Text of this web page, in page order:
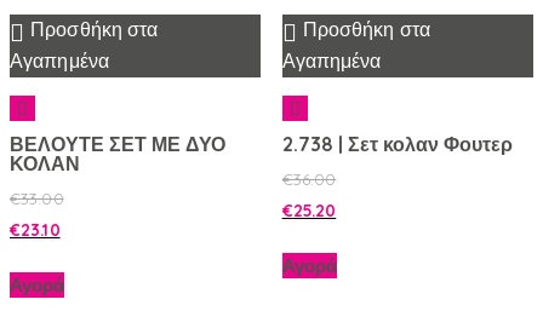
Προσθήκη στα
Αγαπημένα
ΒΕΛΟΥΤΕ ΣΕΤ ΜΕ ΔΥΟ
ΚΟΛΑΝ
€33.00
€23.10
Αγορά
Προσθήκη στα
Αγαπημένα
2.738 | Σετ κολαν Φουτερ
€36.00
€25.20
Αγορά